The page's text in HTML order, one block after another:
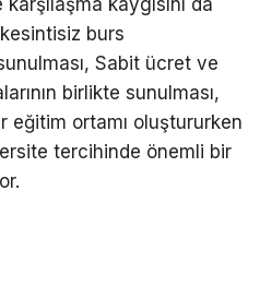
kaygısını da
burs
Sabit ücret ve
birlikte sunulması,
eğitim ortamı oluştururken
tercihinde önemli bir